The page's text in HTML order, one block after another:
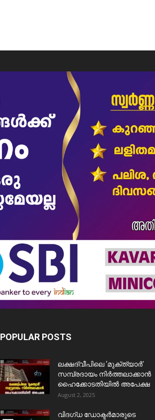
POPULAR POSTS
ലക്ഷദ്വീപിലെ ‘മുക്ത്യാർ’
സമ്പ്രദായം നിർത്തലാക്കാൻ
ഹൈക്കോടതിയിൽ അപേക്ഷ
August 2, 2025
വിദഗ്ധ ഡോക്ടർമാരുടെ